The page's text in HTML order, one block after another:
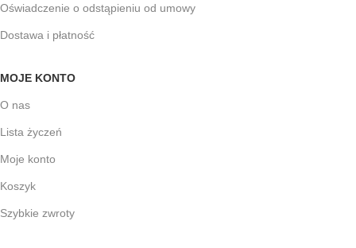
Oświadczenie o odstąpieniu od umowy
Dostawa i płatność
MOJE KONTO
O nas
Lista życzeń
Moje konto
Koszyk
Szybkie zwroty